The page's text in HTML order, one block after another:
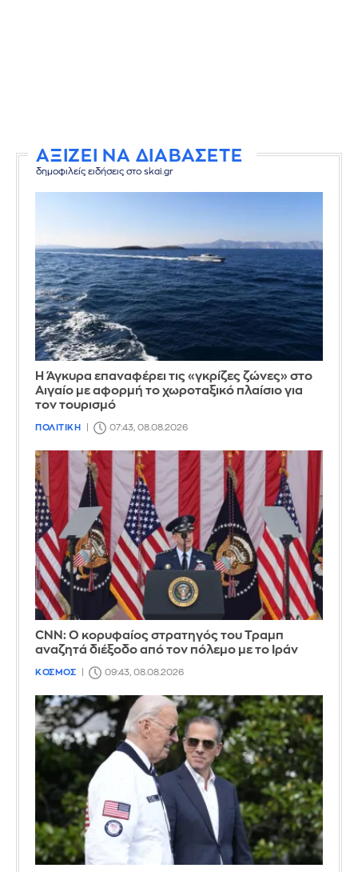
ΑΞΙΖΕΙ ΝΑ ΔΙΑΒΑΣΕΤΕ
δημοφιλείς ειδήσεις στο skai.gr
Η Άγκυρα επαναφέρει τις «γκρίζες ζώνες» στο
Αιγαίο με αφορμή το χωροταξικό πλαίσιο για
τον τουρισμό
ΠΟΛΙΤΙΚΗ 07:43, 08.08.2026
CNN: Ο κορυφαίος στρατηγός του Τραμπ
αναζητά διέξοδο από τον πόλεμο με το Ιράν
ΚΟΣΜΟΣ 09:43, 08.08.2026